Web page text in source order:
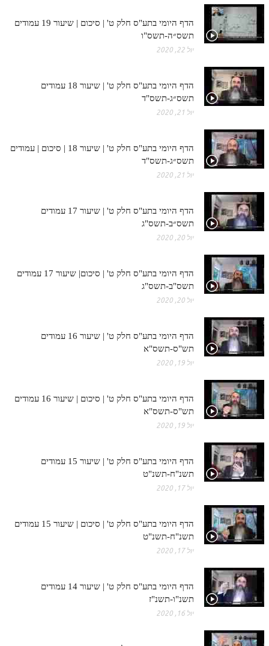
הדף היומי בתע"ס חלק ט' | סיכום | שיעור 19 עמודים
תשס״ה-תשס"ו
יול 22, 2020
הדף היומי בתע"ס חלק ט' | שיעור 18 עמודים
תשס״ג-תשס"ד
יול 21, 2020
הדף היומי בתע"ס חלק ט' | שיעור 18 | סיכום | עמודים
תשס״ג-תשס"ד
יול 21, 2020
הדף היומי בתע"ס חלק ט' | שיעור 17 עמודים
תשס״ב-תשס"ג
יול 20, 2020
הדף היומי בתע"ס חלק ט' | סיכום| שיעור 17 עמודים
תשס"ב-תשס"ג
יול 20, 2020
הדף היומי בתע"ס חלק ט' | שיעור 16 עמודים
תש"ס-תשס"א
יול 19, 2020
הדף היומי בתע"ס חלק ט' | סיכום | שיעור 16 עמודים
תש"ס-תשס"א
יול 19, 2020
הדף היומי בתע"ס חלק ט' | שיעור 15 עמודים
תשנ"ח-תשנ"ט
יול 17, 2020
הדף היומי בתע"ס חלק ט' | סיכום | שיעור 15 עמודים
תשנ"ח-תשנ"ט
יול 17, 2020
הדף היומי בתע"ס חלק ט' | שיעור 14 עמודים
תשנ"ו-תשנ"ז
יול 16, 2020